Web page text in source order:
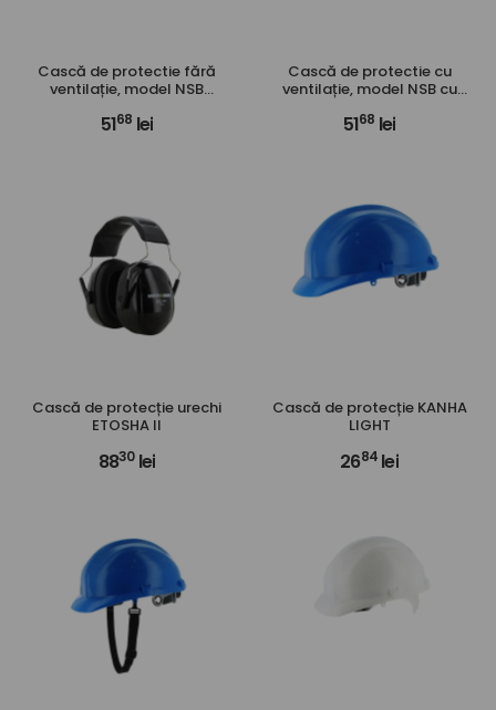
Cască de protectie fără
ventilație, model NSB
reglare
5168 lei
Cască de protectie cu
ventilație, model NSB cu
5168 lei
Cască de protecție urechi
ETOSHA II
8830lei
Cască de protecție KANHA
LIGHT
2684 lei